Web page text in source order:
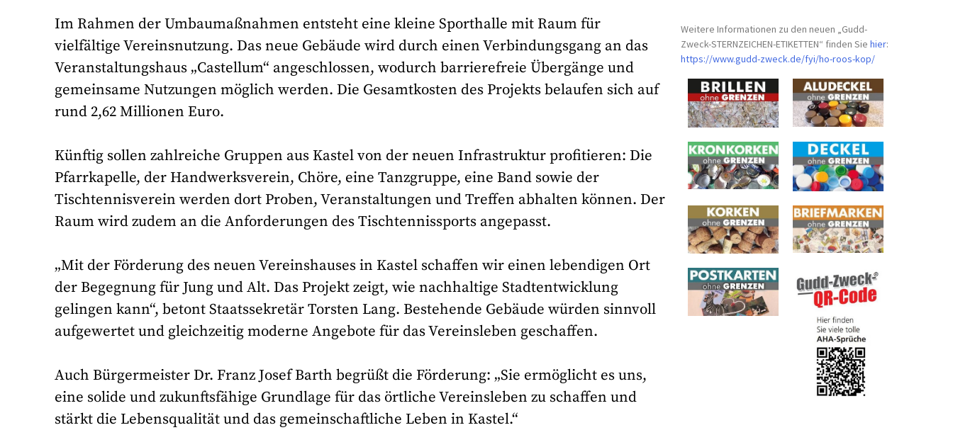
Im Rahmen der Umbaumaßnahmen entsteht eine kleine Sporthalle mit Raum für
vielfältige Vereinsnutzung. Das neue Gebäude wird durch einen Verbindungsgang an das
Veranstaltungshaus „Castellum“ angeschlossen, wodurch barrierefreie Übergänge und
gemeinsame Nutzungen möglich werden. Die Gesamtkosten des Projekts belaufen sich auf
rund 2,62 Millionen Euro.
Künftig sollen zahlreiche Gruppen aus Kastel von der neuen Infrastruktur profitieren: Die
Pfarrkapelle, der Handwerksverein, Chöre, eine Tanzgruppe, eine Band sowie der
Tischtennisverein werden dort Proben, Veranstaltungen und Treffen abhalten können. Der
Raum wird zudem an die Anforderungen des Tischtennissports angepasst.
„Mit der Förderung des neuen Vereinshauses in Kastel schaffen wir einen lebendigen Ort
der Begegnung für Jung und Alt. Das Projekt zeigt, wie nachhaltige Stadtentwicklung
gelingen kann“, betont Staatssekretär Torsten Lang. Bestehende Gebäude würden sinnvoll
aufgewertet und gleichzeitig moderne Angebote für das Vereinsleben geschaffen.
Auch Bürgermeister Dr. Franz Josef Barth begrüßt die Förderung: „Sie ermöglicht es uns,
eine solide und zukunftsfähige Grundlage für das örtliche Vereinsleben zu schaffen und
stärkt die Lebensqualität und das gemeinschaftliche Leben in Kastel.“
Weitere Informationen zu den neuen „Gudd-
Zweck-STERNZEICHEN-ETIKETTEN“ finden Siehier:
https://www.gudd-zweck.de/fyi/ho-roos-kop/